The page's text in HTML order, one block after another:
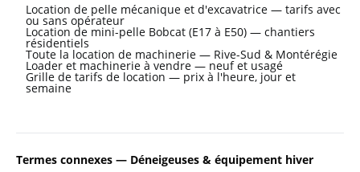
Location de pelle mécanique et d'excavatrice — tarifs avec
ou sans opérateur
Location de mini-pelle Bobcat (E17 à E50) — chantiers
résidentiels
Toute la location de machinerie — Rive-Sud & Montérégie
Loader et machinerie à vendre — neuf et usagé
Grille de tarifs de location — prix à l'heure, jour et
semaine
Termes connexes — Déneigeuses & équipement hiver